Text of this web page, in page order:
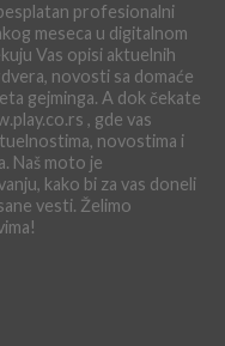
profesionalni
meseca u digitalnom
Vas opisi aktuelnih
novosti sa domaće
gejminga. A dok čekate
, gde vas
novostima i
Naš moto je
kako bi za vas doneli
vesti. Želimo